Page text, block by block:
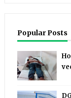
Popular Posts